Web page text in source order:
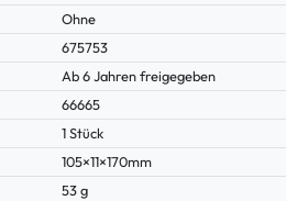
Ohne
675753
Ab 6 Jahren freigegeben
66665
1 Stück
105×11×170mm
53 g